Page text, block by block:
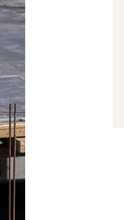
в дикой
и физическим
как основа
команд